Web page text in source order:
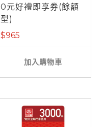
0元好禮即享券(餘額
型)
$965
加入購物車